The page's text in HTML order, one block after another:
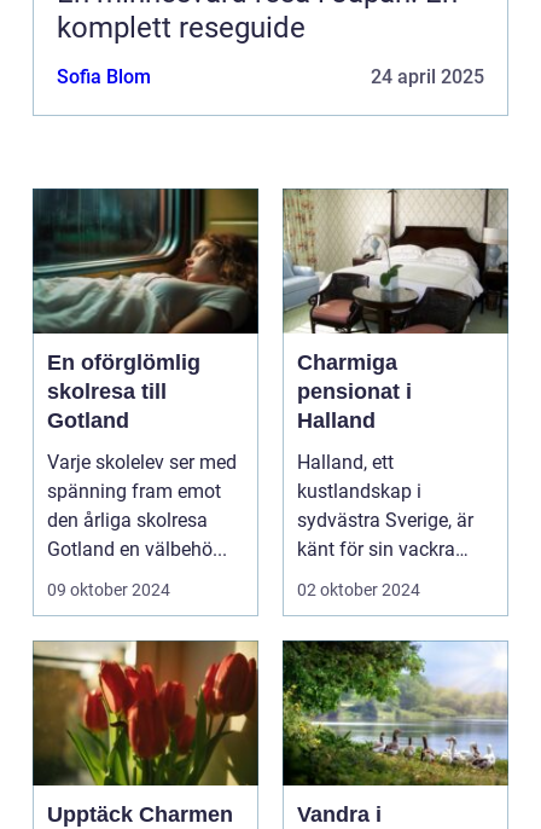
komplett reseguide
Sofia Blom 24 april 2025
En oförglömlig
skolresa till
Gotland
Varje skolelev ser med
spänning fram emot
den årliga skolresa
Gotland en välbehö...
09 oktober 2024
Charmiga
pensionat i
Halland
Halland, ett
kustlandskap i
sydvästra Sverige, är
känt för sin vackra
natur, långa
02 oktober 2024
Upptäck Charmen
Vandra i